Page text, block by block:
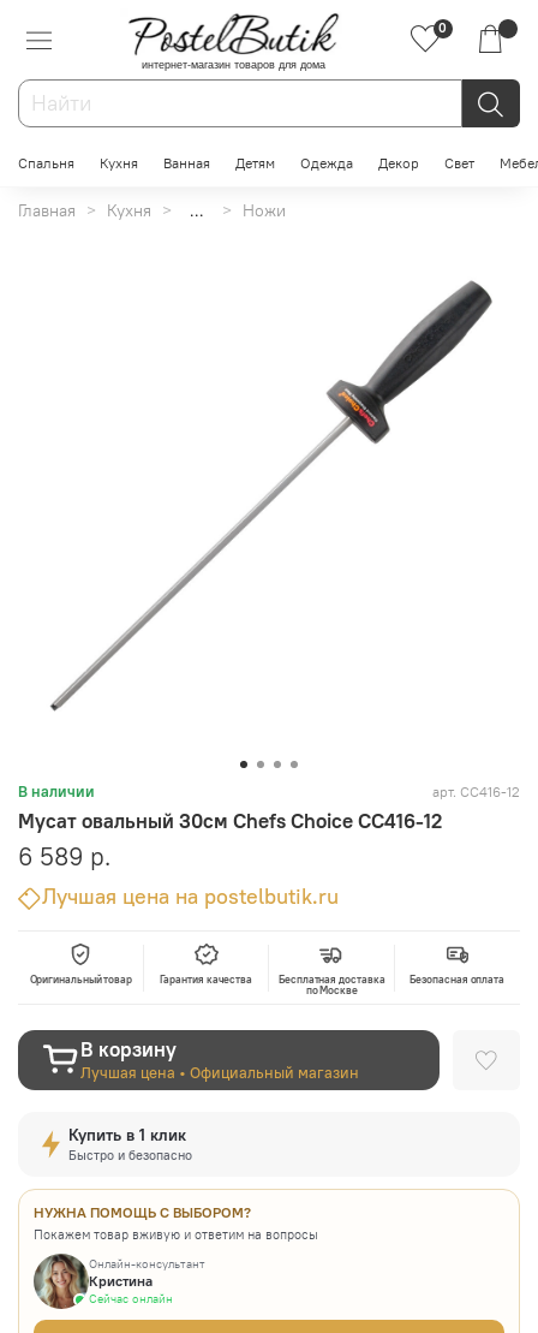
интернет-магазин товаров для дома
0
Спальня Кухня Ванная Детям Одежда Декор Свет
Главная Кухня ... Ножи
В наличии арт. CC416-12
Мусат овальный 30см Chefs Choice CC416-12
6 589 р.
Лучшая цена на postelbutik.ru
Оригинальный товар Гарантия качества
Бесплатная доставка
по Москве
Безопасная оплата
В корзину
Лучшая цена • Официальный магазин
Купить в 1 клик
Быстро и безопасно
НУЖНА ПОМОЩЬ С ВЫБОРОМ?
Покажем товар вживую и ответим на вопросы
Онлайн-консультант
Кристина
Сейчас онлайн